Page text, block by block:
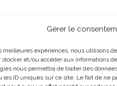
Gérer le
meilleures expériences, nous utilisons
stocker et/ou accéder aux informations
nous permettra de traiter des
les ID uniques sur ce site. Le fait de ne